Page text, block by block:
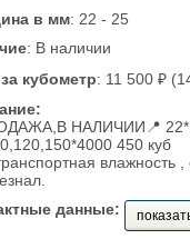
в мм: 22 - 25
: В наличии
кубометр: 11 500 ₽
НАЛИЧИИ📍
450 куб
влажность
данные: